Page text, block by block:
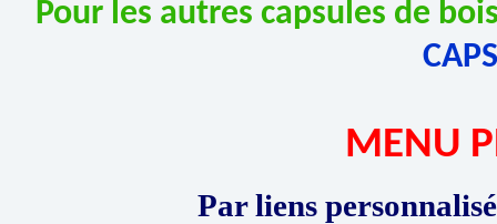
Pour les autres capsules de
MENU
Par liens